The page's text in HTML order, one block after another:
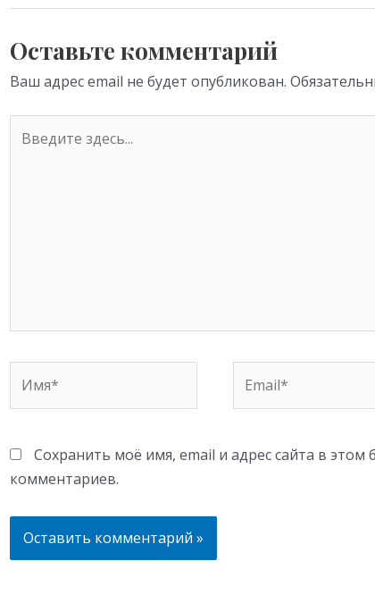
as
s
ni
ki
m p
p
Оставьте комментарий
Ваш адрес email не будет опубликован.
здесь...
Сохранить моё имя, email и адрес сайта в
комментариев.